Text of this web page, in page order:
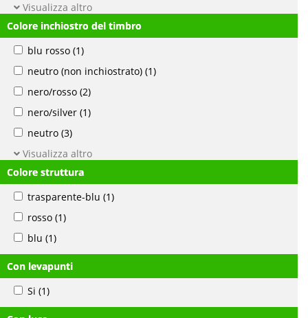
Visualizza altro
Colore inchiostro del timbro
blu rosso (1)
neutro (non inchiostrato) (1)
nero/rosso (2)
nero/silver (1)
neutro (3)
Visualizza altro
Colore struttura
trasparente-blu (1)
rosso (1)
blu (1)
Con levapunti
Si (1)